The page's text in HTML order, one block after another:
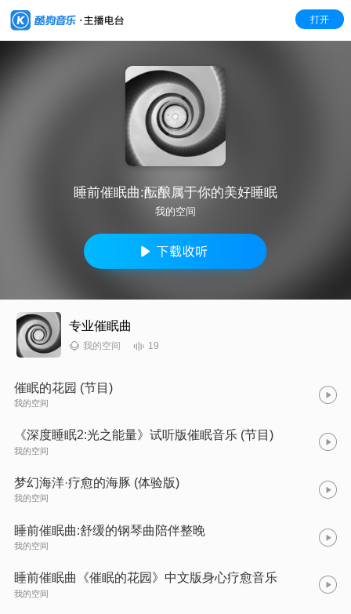
打开
睡前催眠曲:酝酿属于你的美好睡眠
我的空间
专业催眠曲
我的空间 19
催眠的花园 (节目)
我的空间
《深度睡眠2:光之能量》试听版催眠音乐 (节目)
我的空间
梦幻海洋·疗愈的海豚 (体验版)
我的空间
睡前催眠曲:舒缓的钢琴曲陪伴整晚
我的空间
睡前催眠曲《催眠的花园》中文版身心疗愈音乐
我的空间